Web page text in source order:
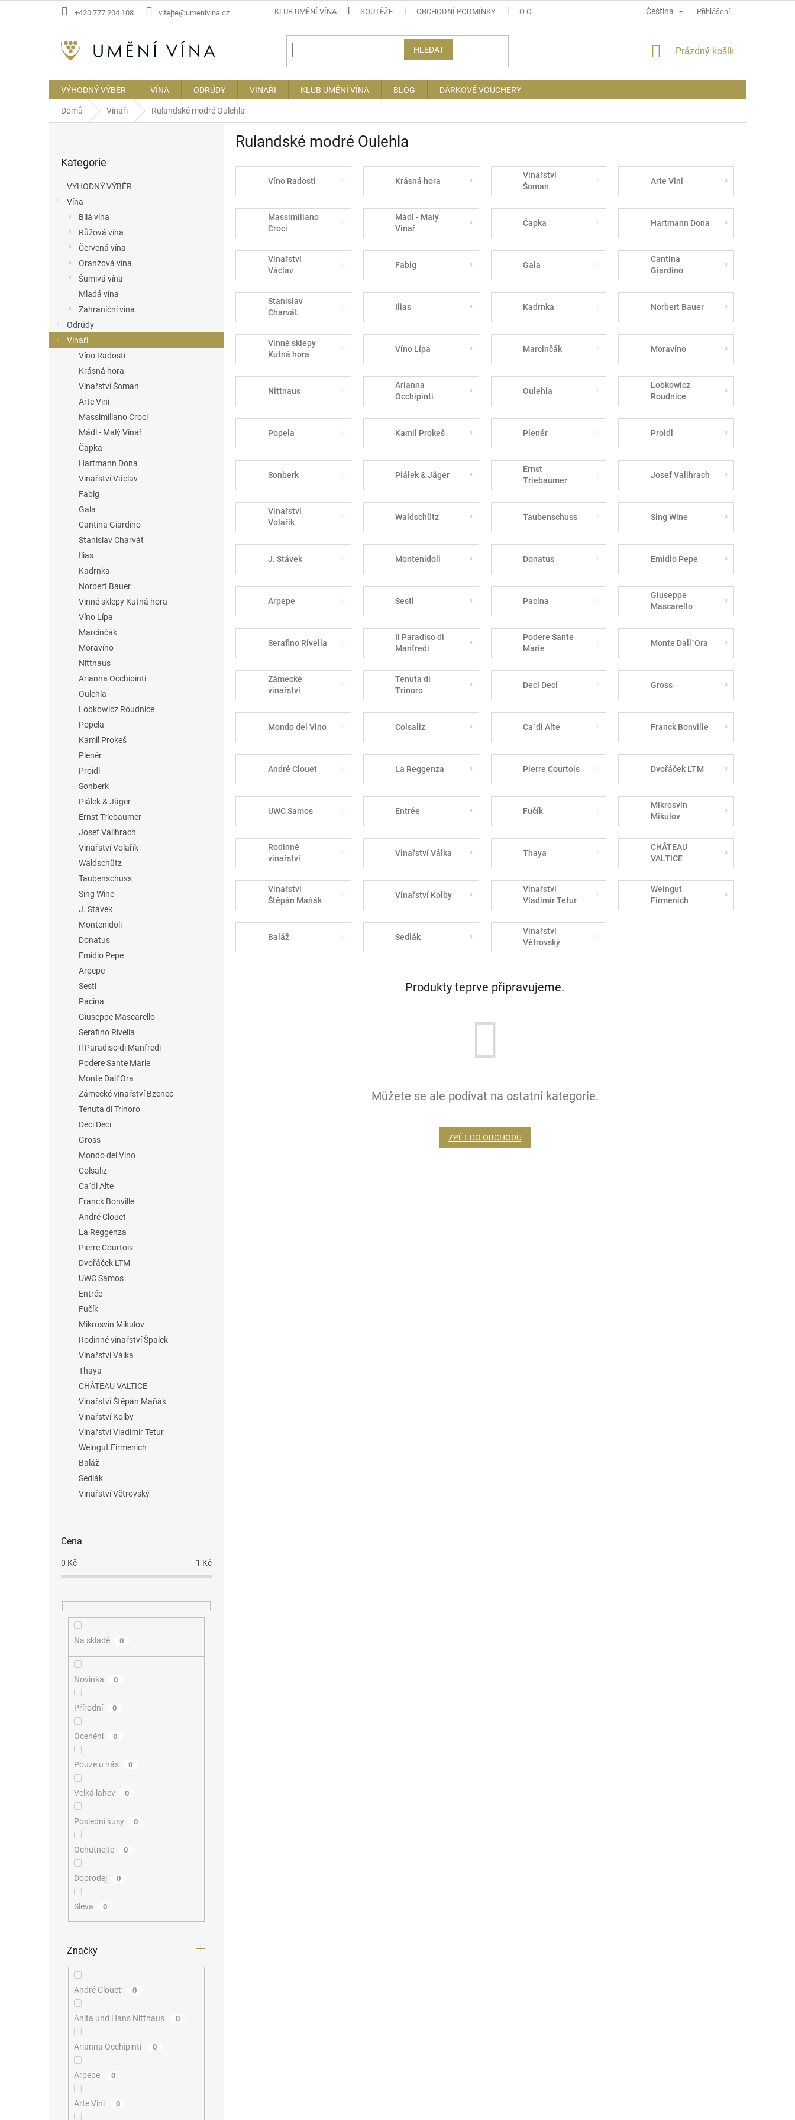
+420 777 204 108 vitejte@umenivina.cz KLUB UMĚNÍ VÍNA SOUTĚŽE OBCHODNÍ PODMÍNKY O OSOBNÍCH ÚDAJÍCH INFORMACE O WEBU
Čeština Přihlášení
HLEDAT
NÁKUPNÍ
Prázdný košík
VÝHODNÝ VÝBĚR VÍNA ODRŮDY VINAŘI KLUB UMĚNÍ VÍNA BLOG DÁRKOVÉ VOUCHERY
Domů Vinaři Rulandské modré Oulehla
kategorie
Kategorie
VÝHODNÝ VÝBĚR
Vína
Bílá vína
Růžová vína
Červená vína
Oranžová vína
Šumivá vína
Mladá vína
Zahraniční vína
Odrůdy
Vinaři
Víno Radosti
Krásná hora
Vinařství Šoman
Arte Vini
Massimiliano Croci
Mádl - Malý Vinař
Čapka
Hartmann Dona
Vinařství Václav
Fabig
Gala
Cantina Giardino
Stanislav Charvát
Ilias
Kadrnka
Norbert Bauer
Vinné sklepy Kutná hora
Víno Lípa
Marcinčák
Moravíno
Nittnaus
Arianna Occhipinti
Oulehla
Lobkowicz Roudnice
Popela
Kamil Prokeš
Plenér
Proidl
Sonberk
Piálek & Jäger
Ernst Triebaumer
Josef Valihrach
Vinařství Volařík
Waldschütz
Taubenschuss
Sing Wine
J. Stávek
Montenidoli
Donatus
Emidio Pepe
Arpepe
Sesti
Pacina
Giuseppe Mascarello
Serafino Rivella
Il Paradiso di Manfredi
Podere Sante Marie
Monte Dall´Ora
Zámecké vinařství Bzenec
Tenuta di Trinoro
Deci Deci
Gross
Mondo del Vino
Colsaliz
Ca´di Alte
Franck Bonville
André Clouet
La Reggenza
Pierre Courtois
Dvořáček LTM
UWC Samos
Entrée
Fučík
Mikrosvín Mikulov
Rodinné vinařství Špalek
Vinařství Válka
Thaya
CHÂTEAU VALTICE
Vinařství Štěpán Maňák
Vinařství Kolby
Vinařství Vladimír Tetur
Weingut Firmenich
Baláž
Sedlák
Vinařství Větrovský
Cena
0 Kč 1 Kč
Na skladě 0
Novinka 0
Přírodní 0
Ocenění 0
Pouze u nás 0
Velká lahev 0
Poslední kusy 0
Ochutnejte 0
Doprodej 0
Sleva 0
Značky
André Clouet 0
Anita und Hans Nittnaus 0
Arianna Occhipinti 0
Arpepe 0
Arte Vini 0
Rulandské modré Oulehla
Víno Radosti Krásná hora
Vinařství
Šoman
Arte Vini
Massimiliano
Croci
Mádl - Malý
Vinař
Čapka Hartmann Dona
Vinařství
Václav
Fabig Gala
Cantina
Giardino
Stanislav
Charvát
Ilias Kadrnka Norbert Bauer
Vinné sklepy
Kutná hora
Víno Lípa Marcinčák Moravíno
Nittnaus
Arianna
Occhipinti
Oulehla
Lobkowicz
Roudnice
Popela Kamil Prokeš Plenér Proidl
Sonberk Piálek & Jäger
Ernst
Triebaumer
Josef Valihrach
Vinařství
Volařík
Waldschütz Taubenschuss Sing Wine
J. Stávek Montenidoli Donatus Emidio Pepe
Arpepe Sesti Pacina
Giuseppe
Mascarello
Serafino Rivella
Il Paradiso di
Manfredi
Podere Sante
Marie
Monte Dall´Ora
Zámecké
vinařství
Bzenec
Tenuta di
Trinoro
Deci Deci Gross
Mondo del Vino Colsaliz Ca´di Alte Franck Bonville
André Clouet La Reggenza Pierre Courtois Dvořáček LTM
UWC Samos Entrée Fučík
Mikrosvín
Mikulov
Rodinné
vinařství
Špalek
Vinařství Válka Thaya
CHÂTEAU
VALTICE
Vinařství
Štěpán Maňák
Vinařství Kolby
Vinařství
Vladimír Tetur
Weingut
Firmenich
Baláž Sedlák
Vinařství
Větrovský
Produkty teprve připravujeme.
Můžete se ale podívat na ostatní kategorie.
ZPĚT DO OBCHODU